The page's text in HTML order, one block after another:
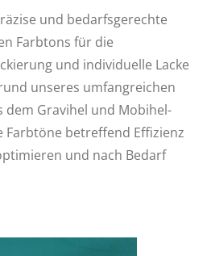
und bedarfsgerechte
Farbtons für die
und individuelle Lacke
unseres umfangreichen
dem Gravihel und Mobihel-
Farbtöne betreffend Effizienz
und nach Bedarf